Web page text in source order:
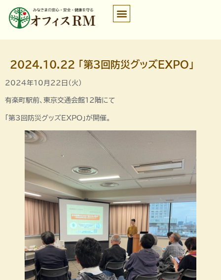
2024.10.22 「第3回防災グッズEXPO」
2024年10月22日（火）
有楽町駅前、東京交通会館12階にて
「第3回防災グッズEXPO」が開催。